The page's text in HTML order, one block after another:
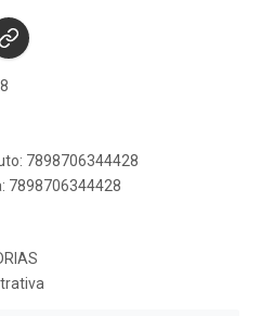
7898706344428
7898706344428